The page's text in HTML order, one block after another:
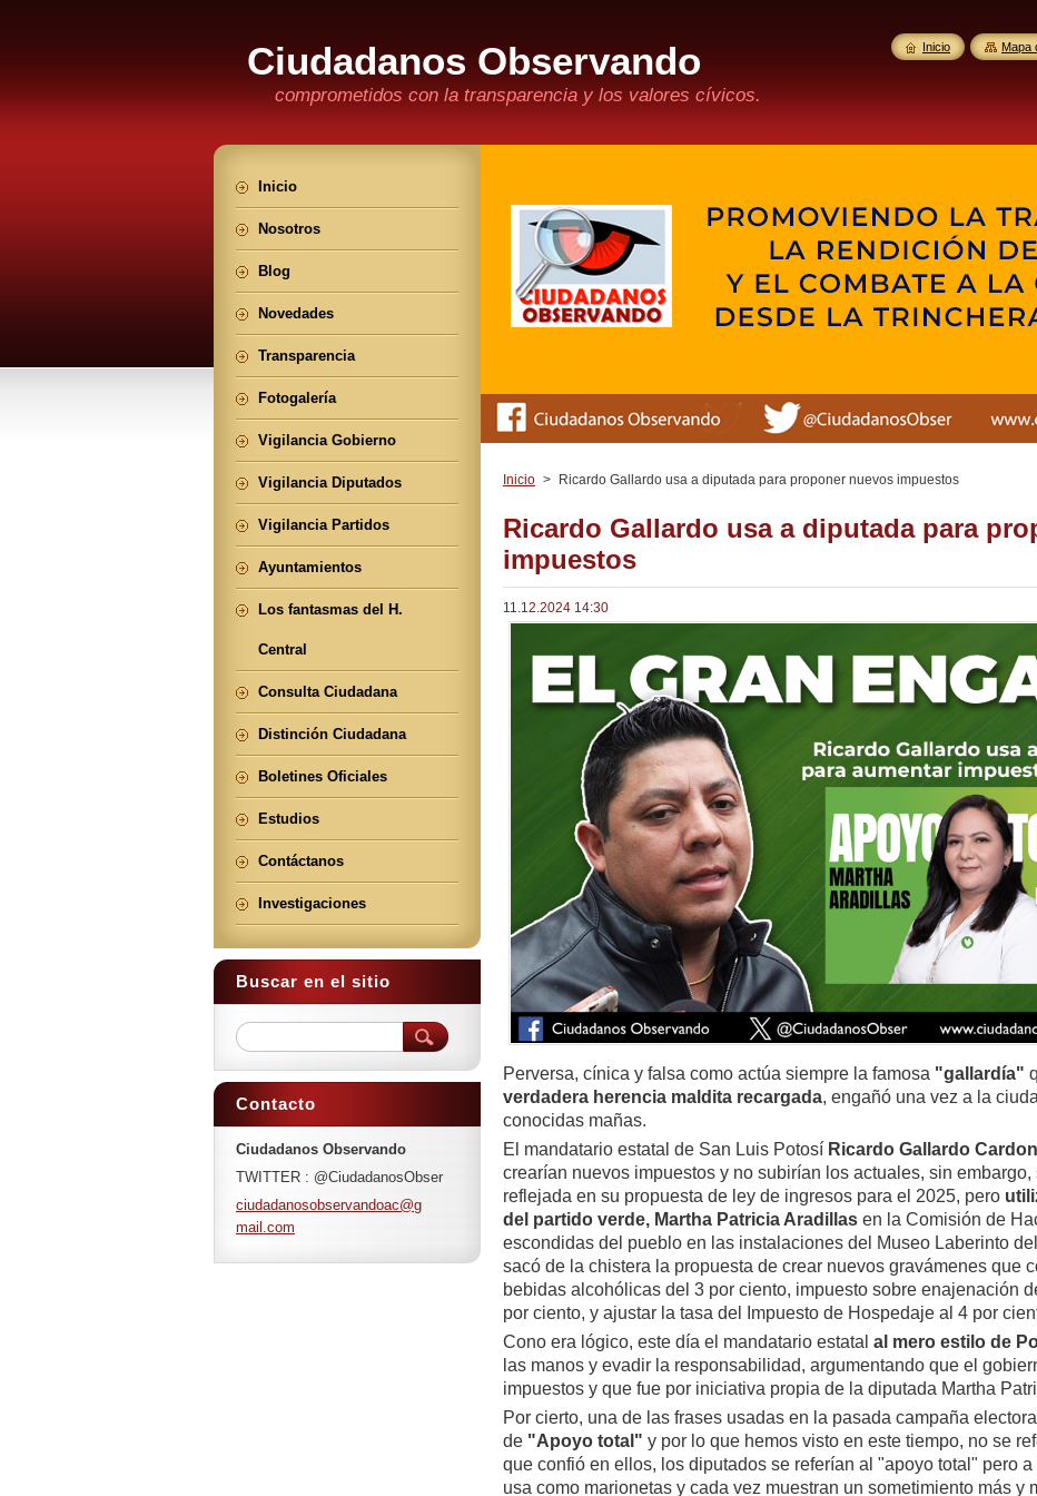
Ciudadanos Observando
comprometidos con la transparencia y los valores cívicos.
Inicio > Ricardo Gallardo usa a diputada para proponer nuevos impuestos
Ricardo Gallardo usa a diputada para
impuestos
11.12.2024 14:30
Perversa, cínica y falsa como actúa siempre la famosa "gallardía"
verdadera herencia maldita recargada, engañó una vez a la
conocidas mañas.
El mandatario estatal de San Luis Potosí Ricardo Gallardo
crearían nuevos impuestos y no subirían los actuales, sin
reflejada en su propuesta de ley de ingresos para el 2025, pero
del partido verde, Martha Patricia Aradillas en la Comisión de
escondidas del pueblo en las instalaciones del Museo Laberinto
sacó de la chistera la propuesta de crear nuevos gravámenes que
bebidas alcohólicas del 3 por ciento, impuesto sobre enajenación
por ciento, y ajustar la tasa del Impuesto de Hospedaje al 4 por
Cono era lógico, este día el mandatario estatal al mero estilo de
las manos y evadir la responsabilidad, argumentando que el
impuestos y que fue por iniciativa propia de la diputada Martha
Por cierto, una de las frases usadas en la pasada campaña
de "Apoyo total" y por lo que hemos visto en este tiempo, no se
que confió en ellos, los diputados se referían al "apoyo total" pero
usa como marionetas y cada vez muestran un sometimiento más y
Inicio
Nosotros
Blog
Novedades
Transparencia
Fotogalería
Vigilancia Gobierno
Vigilancia Diputados
Vigilancia Partidos
Ayuntamientos
Los fantasmas del H.
Central
Consulta Ciudadana
Distinción Ciudadana
Boletines Oficiales
Estudios
Contáctanos
Investigaciones
Buscar en el sitio
Contacto
Ciudadanos Observando
TWITTER : @CiudadanosObser
ciudadanosobservandoac@g
mail.com
Inicio Mapa